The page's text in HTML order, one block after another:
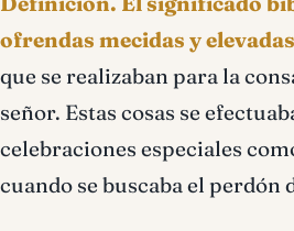
ofrendas mecidas y elevadas
que se realizaban para la
señor. Estas cosas se
celebraciones especiales
cuando se buscaba el perdón